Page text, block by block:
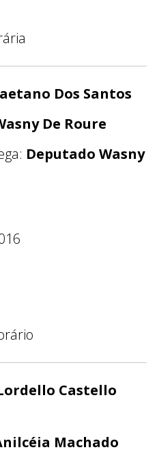
Dos Santos
De Roure
Deputado Wasny
Castello
Machado